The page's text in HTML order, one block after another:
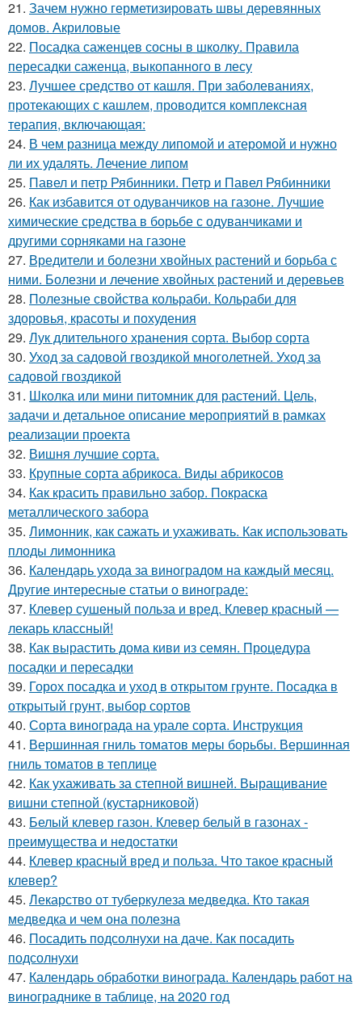
21. Зачем нужно герметизировать швы деревянных
домов. Акриловые
22. Посадка саженцев сосны в школку. Правила
пересадки саженца, выкопанного в лесу
23. Лучшее средство от кашля. При заболеваниях,
протекающих с кашлем, проводится комплексная
терапия, включающая:
24. В чем разница между липомой и атеромой и нужно
ли их удалять. Лечение липом
25. Павел и петр Рябинники. Петр и Павел Рябинники
26. Как избавится от одуванчиков на газоне. Лучшие
химические средства в борьбе с одуванчиками и
другими сорняками на газоне
27. Вредители и болезни хвойных растений и борьба с
ними. Болезни и лечение хвойных растений и деревьев
28. Полезные свойства кольраби. Кольраби для
здоровья, красоты и похудения
29. Лук длительного хранения сорта. Выбор сорта
30. Уход за садовой гвоздикой многолетней. Уход за
садовой гвоздикой
31. Школка или мини питомник для растений. Цель,
задачи и детальное описание мероприятий в рамках
реализации проекта
32. Вишня лучшие сорта.
33. Крупные сорта абрикоса. Виды абрикосов
34. Как красить правильно забор. Покраска
металлического забора
35. Лимонник, как сажать и ухаживать. Как использовать
плоды лимонника
36. Календарь ухода за виноградом на каждый месяц.
Другие интересные статьи о винограде:
37. Клевер сушеный польза и вред. Клевер красный —
лекарь классный!
38. Как вырастить дома киви из семян. Процедура
посадки и пересадки
39. Горох посадка и уход в открытом грунте. Посадка в
открытый грунт, выбор сортов
40. Сорта винограда на урале сорта. Инструкция
41. Вершинная гниль томатов меры борьбы. Вершинная
гниль томатов в теплице
42. Как ухаживать за степной вишней. Выращивание
вишни степной (кустарниковой)
43. Белый клевер газон. Клевер белый в газонах -
преимущества и недостатки
44. Клевер красный вред и польза. Что такое красный
клевер?
45. Лекарство от туберкулеза медведка. Кто такая
медведка и чем она полезна
46. Посадить подсолнухи на даче. Как посадить
подсолнухи
47. Календарь обработки винограда. Календарь работ на
винограднике в таблице, на 2020 год